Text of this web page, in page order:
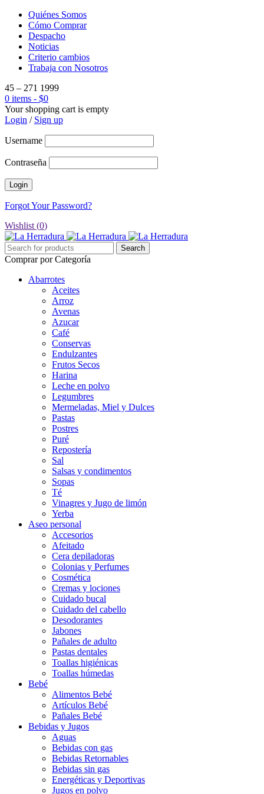
Quiénes Somos
Cómo Comprar
Despacho
Noticias
Criterio cambios
Trabaja con Nosotros
45 – 271 1999
0 items - $0
Your shopping cart is empty
Login / Sign up
Username
Contraseña
Forgot Your Password?
Wishlist (0)
Comprar por Categoría
Abarrotes
Aceites
Arroz
Avenas
Azucar
Café
Conservas
Endulzantes
Frutos Secos
Harina
Leche en polvo
Legumbres
Mermeladas, Miel y Dulces
Pastas
Postres
Puré
Repostería
Sal
Salsas y condimentos
Sopas
Té
Vinagres y Jugo de limón
Yerba
Aseo personal
Accesorios
Afeitado
Cera depiladoras
Colonias y Perfumes
Cosmética
Cremas y lociones
Cuidado bucal
Cuidado del cabello
Desodorantes
Jabones
Pañales de adulto
Pastas dentales
Toallas higiénicas
Toallas húmedas
Bebé
Alimentos Bebé
Artículos Bebé
Pañales Bebé
Bebidas y Jugos
Aguas
Bebidas con gas
Bebidas Retornables
Bebidas sin gas
Energéticas y Deportivas
Jugos en polvo